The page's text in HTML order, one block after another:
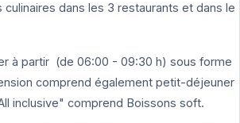
dans les 3 restaurants et dans le
à partir (de 06:00 - 09:30 h) sous forme
comprend également petit-déjeuner
inclusive" comprend Boissons soft.